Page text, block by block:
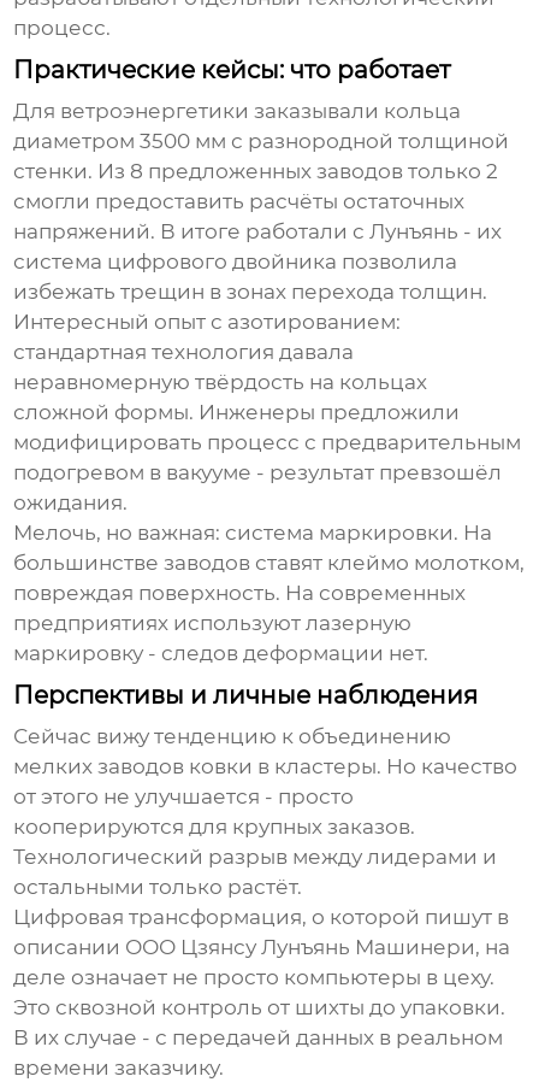
процесс.
Практические кейсы: что работает
Для ветроэнергетики заказывали кольца
диаметром 3500 мм с разнородной толщиной
стенки. Из 8 предложенных заводов только 2
смогли предоставить расчёты остаточных
напряжений. В итоге работали с Лунъянь - их
система цифрового двойника позволила
избежать трещин в зонах перехода толщин.
Интересный опыт с азотированием:
стандартная технология давала
неравномерную твёрдость на кольцах
сложной формы. Инженеры предложили
модифицировать процесс с предварительным
подогревом в вакууме - результат превзошёл
ожидания.
Мелочь, но важная: система маркировки. На
большинстве заводов ставят клеймо молотком,
повреждая поверхность. На современных
предприятиях используют лазерную
маркировку - следов деформации нет.
Перспективы и личные наблюдения
Сейчас вижу тенденцию к объединению
мелкихзаводов ковки в кластеры. Но качество
от этого не улучшается - просто
кооперируются для крупных заказов.
Технологический разрыв между лидерами и
остальными только растёт.
Цифровая трансформация, о которой пишут в
описании ООО Цзянсу Лунъянь Машинери, на
деле означает не просто компьютеры в цеху.
Это сквозной контроль от шихты до упаковки.
В их случае - с передачей данных в реальном
времени заказчику.